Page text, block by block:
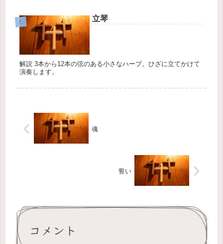
た 立琴
解説 3本から12本の弦のある小さなハープ。ひざに立てかけて
演奏します。
魂
誓い
コメント